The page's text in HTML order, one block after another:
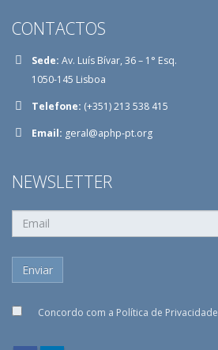
CONTACTOS
Sede: Av. Luís Bívar, 36 – 1° Esq.
1050-145 Lisboa
Telefone: (+351) 213 538 415
Email: geral@aphp-pt.org
NEWSLETTER
Concordo com a Política de Privacidade